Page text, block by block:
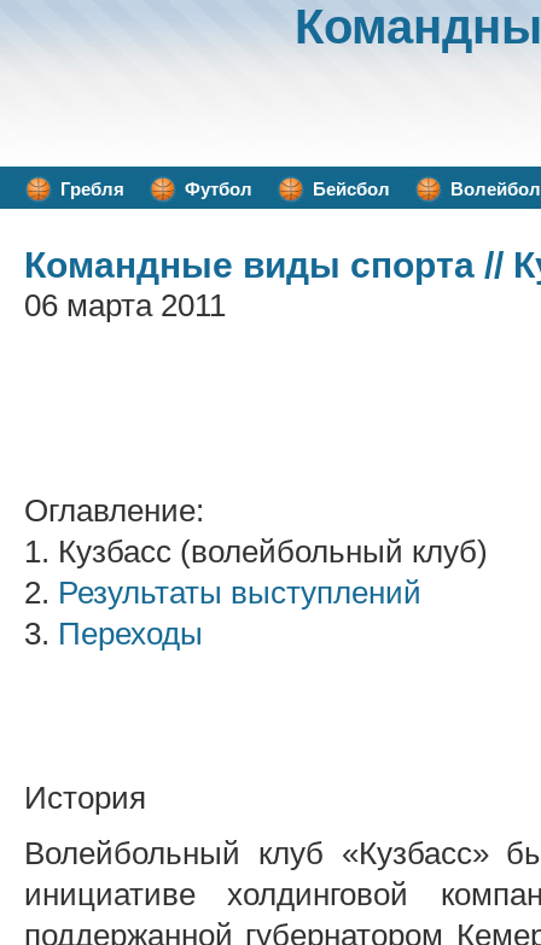
Гребля Футбол Бейсбол Волейбол
Командные виды спорта //
06 марта 2011
Оглавление:
1. Кузбасс (волейбольный клуб)
2. Результаты выступлений
3. Переходы
История
Волейбольный клуб «Кузбасс»
инициативе холдинговой
поддержанной губернатором